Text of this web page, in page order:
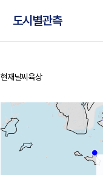
도시별관측
홈
현재날씨 육상